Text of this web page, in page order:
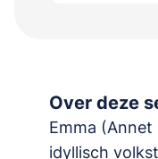
Over deze
Emma
idyllisch